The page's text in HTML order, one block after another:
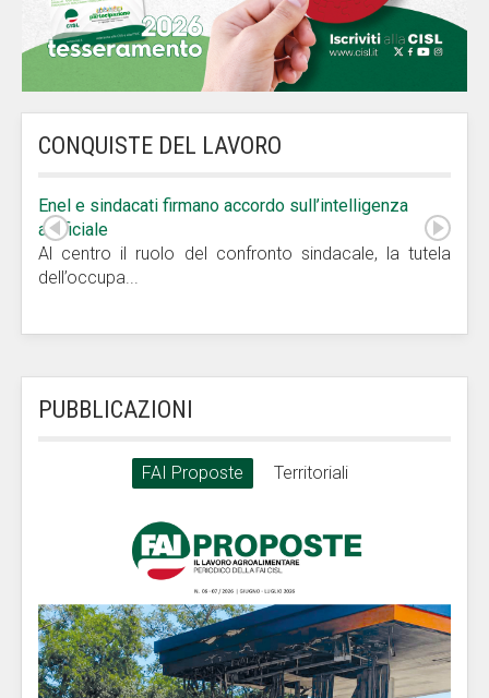
CONQUISTE DEL LAVORO
Enel e sindacati firmano accordo sull’intelligenza
artificiale
Al centro il ruolo del confronto sindacale, la tutela
dell’occupa...
PUBBLICAZIONI
FAI Proposte Territoriali